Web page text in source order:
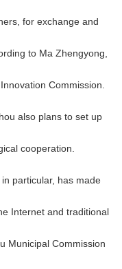
for exchange and
to Ma Zhengyong,
Commission.
also plans to set up
cooperation.
particular, has made
Internet and traditional
Municipal Commission